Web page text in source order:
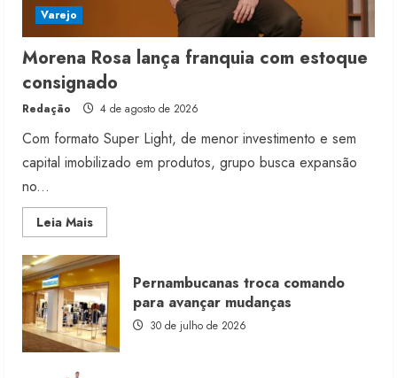
Varejo
Morena Rosa lança franquia com estoque
consignado
Redação 4 de agosto de 2026
Com formato Super Light, de menor investimento e sem
capital imobilizado em produtos, grupo busca expansão
no...
Leia MaisRead
more
Morena
Rosa
lança
franquia
com
estoque
consignado
Pernambucanas troca comando
para avançar mudanças
30 de julho de 2026